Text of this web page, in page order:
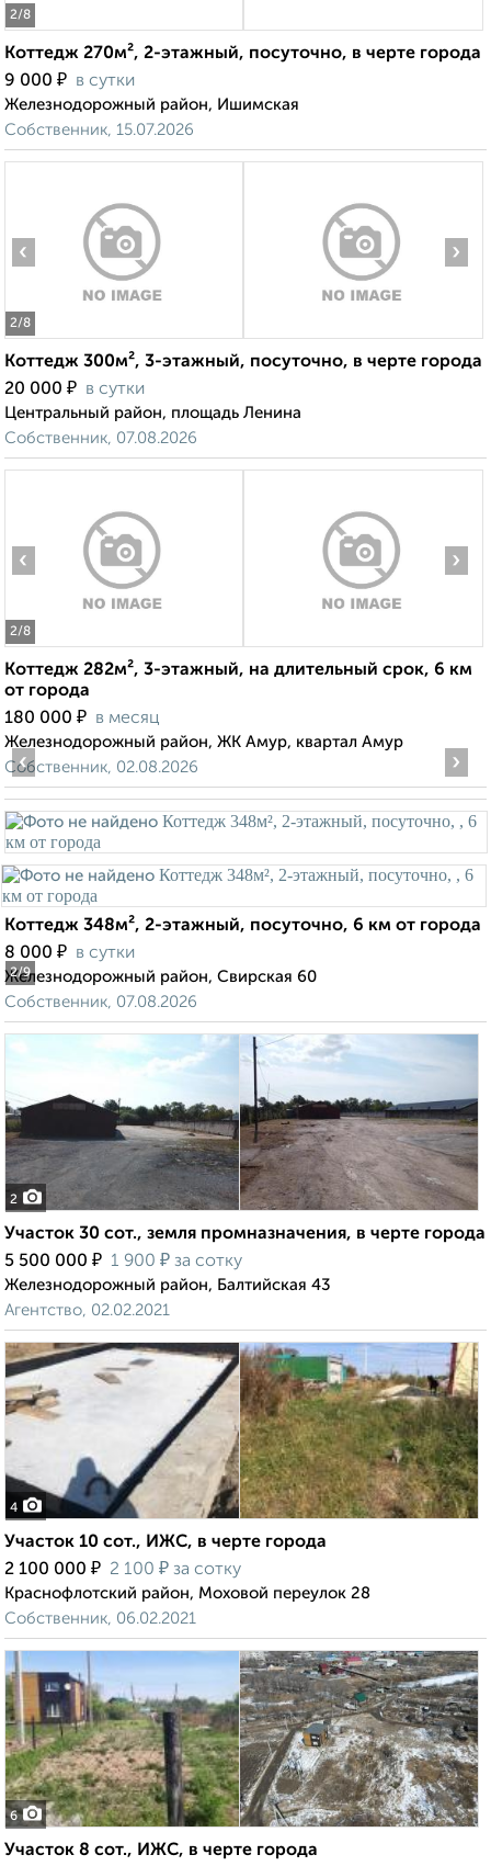
2/8
Коттедж 270м², 2-этажный, посуточно, в черте города
9 000 ₽ в сутки
Железнодорожный район, Ишимская
Собственник, 15.07.2026
2/8
‹ ›
Коттедж 300м², 3-этажный, посуточно, в черте города
20 000 ₽ в сутки
Центральный район, площадь Ленина
Собственник, 07.08.2026
2/8
‹ ›
Коттедж 282м², 3-этажный, на длительный срок, 6 км
от города
180 000 ₽ в месяц
Железнодорожный район, ЖК Амур, квартал Амур
Собственник, 02.08.2026
2/9
‹ ›
Коттедж 348м², 2-этажный, посуточно, 6 км от города
8 000 ₽ в сутки
Железнодорожный район, Свирская 60
Собственник, 07.08.2026
2
Участок 30 сот., земля промназначения, в черте города
5 500 000 ₽ 1 900 ₽ за сотку
Железнодорожный район, Балтийская 43
Агентство, 02.02.2021
4
Участок 10 сот., ИЖС, в черте города
2 100 000 ₽ 2 100 ₽ за сотку
Краснофлотский район, Моховой переулок 28
Собственник, 06.02.2021
6
Участок 8 сот., ИЖС, в черте города